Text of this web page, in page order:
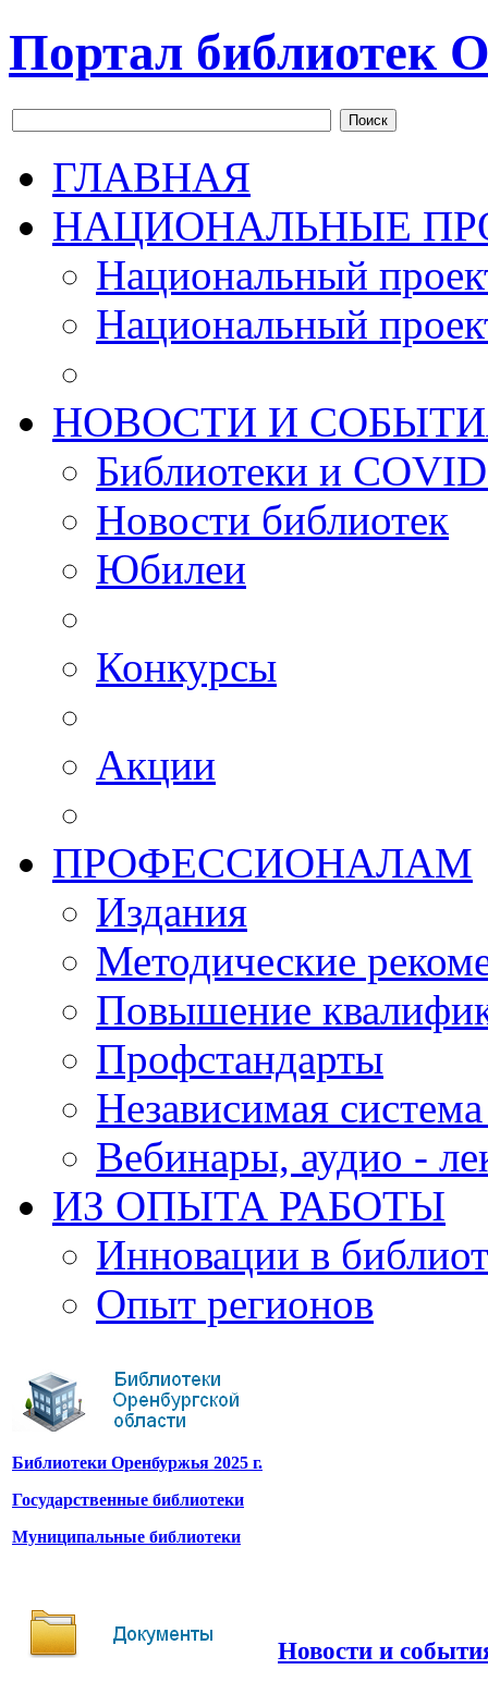
Портал библиотек
Поиск
ГЛАВНАЯ
НАЦИОНАЛЬНЫЕ
Национальный
Национальный
НОВОСТИ И
Библиотеки и
Новости библиотек
Юбилеи
Конкурсы
Акции
ПРОФЕССИОНАЛАМ
Издания
Методические
Повышение
Профстандарты
Независимая
Вебинары, аудио -
ИЗ ОПЫТА РАБОТЫ
Инновации в
Опыт регионов
Библиотеки Оренбуржья 2025 г.
Государственные библиотеки
Муниципальные библиотеки
Новости и